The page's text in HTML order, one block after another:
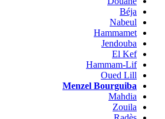
Béja
Nabeul
Hammamet
Jendouba
El Kef
Hammam-Lif
Oued Lill
Menzel Bourguiba
Mahdia
Zouila